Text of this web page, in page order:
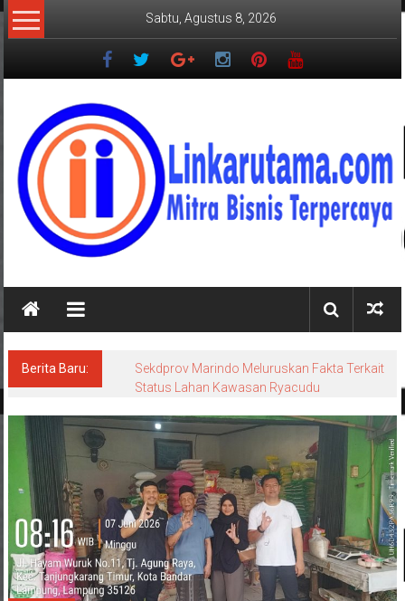
Lompat
ke
Sabtu, Agustus 8, 2026
LINKARUTAMA.COM
Mitra
Terpercaya
Berita Baru:
Megahnya Ngaben Massal Balinuraga,
Tradisi Suci Terbesar di Indonesia yang
Keluarga